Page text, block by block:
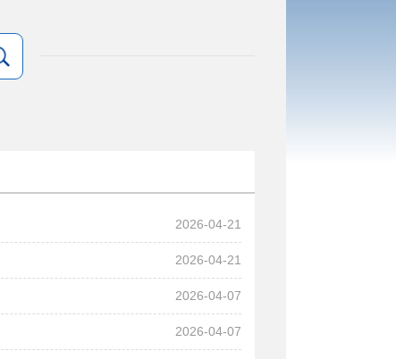
2026-04-21
2026-04-21
2026-04-07
2026-04-07